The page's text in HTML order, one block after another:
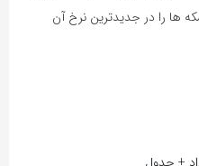
ها را در جدیدترین نرخ آن